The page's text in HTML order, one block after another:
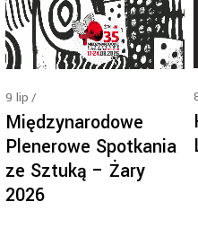
9 lip
Międzynarodowe
Plenerowe Spotkania
ze Sztuką – Żary
2026